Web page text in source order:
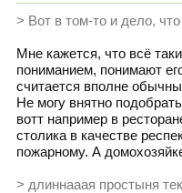
> Вот в том-то и дело,
Мне кажется, что всё
пониманием, понимают
считается вполне
Не могу внятно
вотт например в
столика в качестве
пожарному. А
> длиннааая простыня